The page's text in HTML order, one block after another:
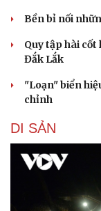
Bền bỉ nối
Quy tập hài
Đắk Lắk
"Loạn" biển
chỉnh
DI SẢN